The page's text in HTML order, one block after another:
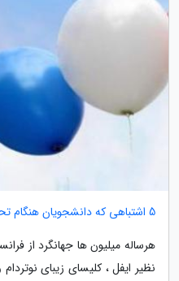
5 اشتباهی که دانشجویان هنگام تحصیل در فرانسه مرتکب می شوند
هرساله میلیون ها جهانگرد از
نظیر ایفل ، کلیسای زیبای